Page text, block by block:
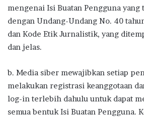
mengenai Isi Buatan Pengguna
dengan Undang-Undang No. 40
dan Kode Etik Jurnalistik, yang
dan jelas.
b. Media siber mewajibkan setiap
melakukan registrasi keanggotaan
log-in terlebih dahulu untuk dapat
semua bentuk Isi Buatan Pengguna.